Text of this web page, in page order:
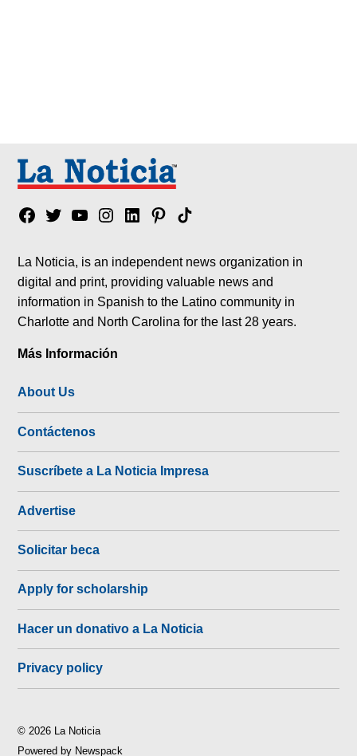
Facebook
TwitterYouTubeInstagram
LinkedinPinterest
Tik
La Noticia, is an independent news organization in
digital and print, providing valuable news and
information in Spanish to the Latino community in
Charlotte and North Carolina for the last 28 years.
Más Información
About Us
Contáctenos
Suscríbete a La Noticia Impresa
Advertise
Solicitar beca
Apply for scholarship
Hacer un donativo a La Noticia
Privacy policy
© 2026 La Noticia
Powered by Newspack